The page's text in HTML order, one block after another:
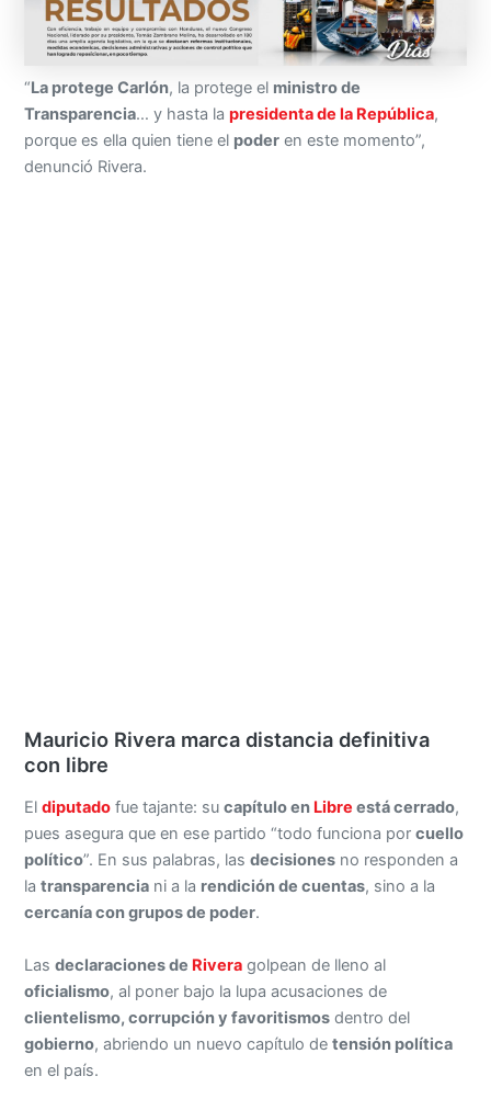
“La protege Carlón, la protege el ministro de
Transparencia… y hasta lapresidenta de la República,
porque es ella quien tiene el poder en este momento”,
denunció Rivera.
Mauricio Rivera marca distancia definitiva
con libre
Eldiputado fue tajante: sucapítulo en Libre está cerrado,
pues asegura que en ese partido “todo funciona porcuello
político”. En sus palabras, lasdecisiones no responden a
latransparencia ni a la rendición de cuentas, sino a la
cercanía con grupos de poder.
Lasdeclaraciones de Rivera golpean de lleno al
oficialismo, al poner bajo la lupa acusaciones de
clientelismo, corrupción y favoritismos dentro del
gobierno, abriendo un nuevo capítulo detensión política
en el país.